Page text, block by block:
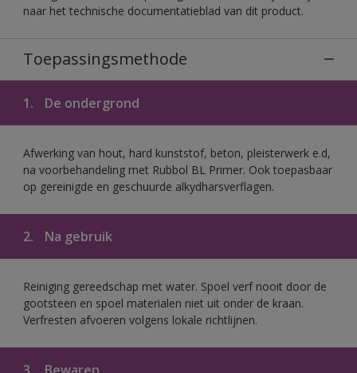
naar het technische documentatieblad van dit product.
Toepassingsmethode
1. De ondergrond
Afwerking van hout, hard kunststof, beton, pleisterwerk e.d,
na voorbehandeling met Rubbol BL Primer. Ook toepasbaar
op gereinigde en geschuurde alkydharsverflagen.
2. Na gebruik
Reiniging gereedschap met water. Spoel verf nooit door de
gootsteen en spoel materialen niet uit onder de kraan.
Verfresten afvoeren volgens lokale richtlijnen.